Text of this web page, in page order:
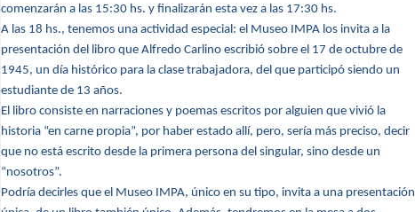
comenzarán a las 15:30 hs. y finalizarán esta vez a las 17:30 hs.
A las 18 hs., tenemos una actividad especial: el Museo IMPA los invita a la
presentación del libro que Alfredo Carlino escribió sobre el 17 de octubre de
1945, un día histórico para la clase trabajadora, del que participó siendo un
estudiante de 13 años.
El libro consiste en narraciones y poemas escritos por alguien que vivió la
historia “en carne propia”, por haber estado allí, pero, sería más preciso, decir
que no está escrito desde la primera persona del singular, sino desde un
“nosotros”.
Podría decirles que el Museo IMPA, único en su tipo, invita a una presentación